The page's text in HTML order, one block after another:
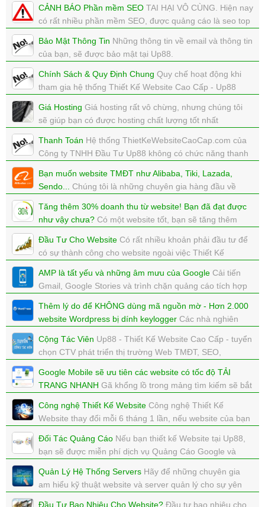
CẢNH BÁO Phần mềm SEO TAI HẠI VÔ CÙNG. Hiện nay
có rất nhiều phần mềm SEO, được quảng cáo là seo top
xem: 6921 | cập nhật: 17/12/2018 15:36
Bảo Mật Thông Tin Những thông tin về email và thông tin
của bạn, sẽ được bảo mật tại Up88.
Chính Sách & Quy Định Chung Quy chế hoạt động khi
tham gia hệ thống Thiết Kế Website Cao Cấp - Up88
Giá Hosting Giá hosting rất vô chừng, nhưng chúng tôi
sẽ giúp bạn có được hosting chất lượng tốt nhất
Thanh Toán Hệ thống ThietKeWebsiteCaoCap.com của
Công ty TNHH Đầu Tư Up88 không có chức năng thanh
xem: 5244 | cập nhật: 24/07/2018 15:58
Bạn muốn website TMĐT như Alibaba, Tiki, Lazada,
Sendo... Chúng tôi là những chuyên gia hàng đầu về
miễn phí tuyệt vời nhất mà bạn muốn tìm kiếm.
xem: 10910 | cập nhật: 04/07/2018 14:02
Tăng thêm 30% doanh thu từ website! Bạn đã đạt được
như vậy chưa? Có một website tốt, bạn sẽ tăng thêm
Đầu Tư Cho Website Có rất nhiều khoản phải đầu tư để
có sự thành công cho website ngoài việc Thiết Kế
xem: 5355 | cập nhật: 20/02/2018 11:40
AMP là tất yếu và những âm mưu của Google Cải tiến
Gmail, Google Stories và trình chặn quảng cáo tích hợp
trong tuần này với cùng một mục đích.
xem: 5215 | cập nhật: 17/02/2018 19:16
Thêm lý do để KHÔNG dùng mã nguồn mờ - Hơn 2.000
website Wordpress bị dính keylogger Các nhà nghiên
2.000 website sử dụng hệ thống quản lý nội dung mã
nguồn mở Wordpress hiện đang bị nhiễm một loại
malware
xem: 3487 | cập nhật: 31/01/2018 12:39
Cộng Tác Viên Up88 - Thiết Kế Website Cao Cấp - tuyển
chọn CTV phát triển thị trường Web TMĐT, SEO,
xem: 6650 | cập nhật: 31/01/2018 12:05
Google Mobile sẽ ưu tiên các website có tốc độ TẢI
TRANG NHANH Gã khổng lồ trong mảng tìm kiếm sẽ bắt
quyết định thứ tự kết quả tìm kiếm được hiển thị trên các
thiết bị di động.
xem: 6615 | cập nhật: 29/01/2018 14:41
Công nghệ Thiết Kế Website Công nghệ Thiết Kế
Website thay đổi mỗi 6 tháng 1 lần, nếu website của bạn
xem: 7561 | cập nhật: 29/01/2018 14:40
Đối Tác Quảng Cáo Nếu bạn thiết kế Website tại Up88,
bạn sẽ được miễn phí dịch vụ Quảng Cáo Google và
xem: 3276 | cập nhật: 15/01/2018 12:00
Quản Lý Hệ Thống Servers Hãy để những chuyên gia
am hiểu kỹ thuật website và server quản lý cho sự yên
Đầu Tư Bao Nhiêu Cho Website? Đầu tư bao nhiêu cho